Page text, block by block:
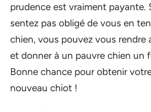
prudence est vraiment payante.
sentez pas obligé de vous en
chien, vous pouvez vous rendre
et donner à un pauvre chien un
Bonne chance pour obtenir
nouveau chiot !